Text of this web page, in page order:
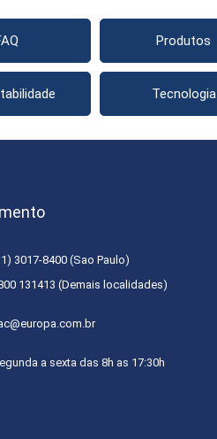
Produtos
Tecnologia
3017-8400 (Sao Paulo)
131413 (Demais localidades)
a sexta das 8h as 17:30h